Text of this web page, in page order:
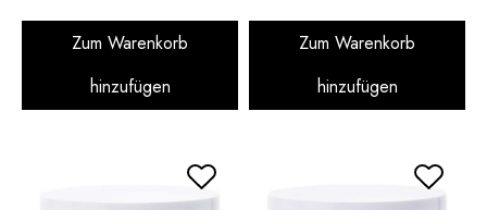
Zum Warenkorb
hinzufügen
Zum Warenkorb
hinzufügen